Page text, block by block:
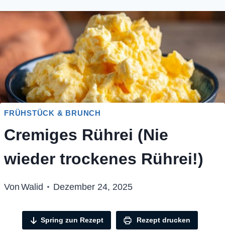
FRÜHSTÜCK & BRUNCH
Cremiges Rührei (Nie
wieder trockenes Rührei!)
Von Walid Dezember 24, 2025
Spring zun Rezept Rezept drucken